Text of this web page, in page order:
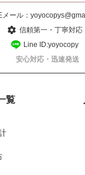
メール：
信頼第一・丁寧対応
Line ID:yoyocopy
安心対応・迅速発送
覧